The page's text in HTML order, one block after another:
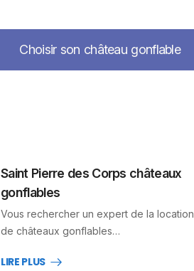
Choisir son château gonflable
Saint Pierre des Corps châteaux
gonflables
Vous rechercher un expert de la location
de châteaux gonflables…
LIRE PLUS